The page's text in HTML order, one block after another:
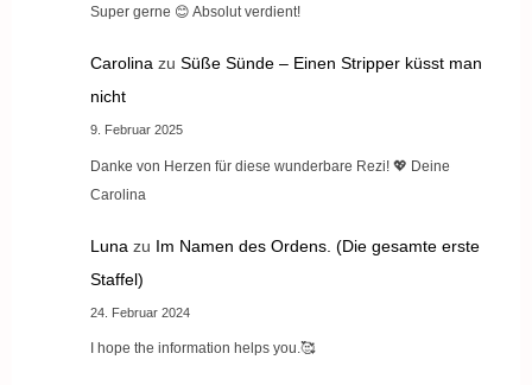
Super gerne 😊 Absolut verdient!
Carolinazu Süße Sünde – Einen Stripper küsst man
nicht
9. Februar 2025
Danke von Herzen für diese wunderbare Rezi! 💖 Deine
Carolina
Luna zu Im Namen des Ordens. (Die gesamte erste
Staffel)
24. Februar 2024
I hope the information helps you.🥰